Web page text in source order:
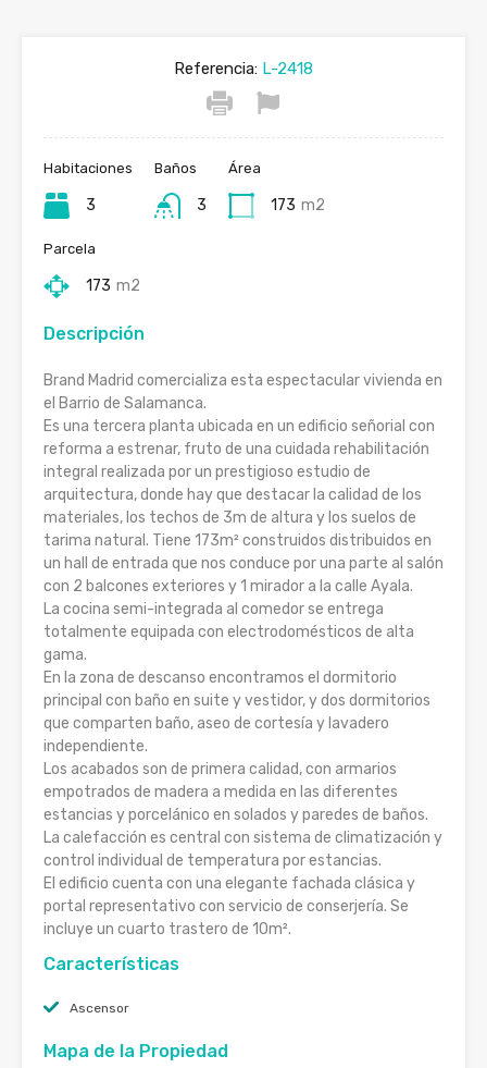
Referencia: L-2418
Habitaciones
3
Baños
3
Área
173 m2
Parcela
173 m2
Descripción
Brand Madrid comercializa esta espectacular vivienda en
el Barrio de Salamanca.
Es una tercera planta ubicada en un edificio señorial con
reforma a estrenar, fruto de una cuidada rehabilitación
integral realizada por un prestigioso estudio de
arquitectura, donde hay que destacar la calidad de los
materiales, los techos de 3m de altura y los suelos de
tarima natural. Tiene 173m² construidos distribuidos en
un hall de entrada que nos conduce por una parte al salón
con 2 balcones exteriores y 1 mirador a la calle Ayala.
La cocina semi-integrada al comedor se entrega
totalmente equipada con electrodomésticos de alta
gama.
En la zona de descanso encontramos el dormitorio
principal con baño en suite y vestidor, y dos dormitorios
que comparten baño, aseo de cortesía y lavadero
independiente.
Los acabados son de primera calidad, con armarios
empotrados de madera a medida en las diferentes
estancias y porcelánico en solados y paredes de baños.
La calefacción es central con sistema de climatización y
control individual de temperatura por estancias.
El edificio cuenta con una elegante fachada clásica y
portal representativo con servicio de conserjería. Se
incluye un cuarto trastero de 10m².
Características
Ascensor
Mapa de la Propiedad